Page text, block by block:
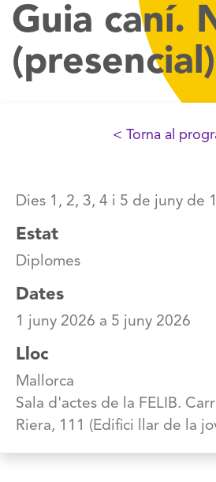
Guia caní.
(presencial)
< Torna al
Dies 1, 2, 3, 4 i 5 de juny de
Estat
Diplomes
Dates
1 juny 2026 a 5 juny 2026
Lloc
Mallorca
Sala d'actes de la FELIB.
Riera, 111 (Edifici llar de la